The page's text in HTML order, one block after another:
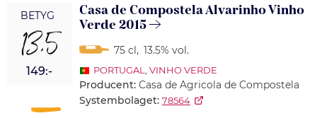
BETYG
13,5
149:-
Casa de Compostela Alvarinho Vinho
Verde 2015
75 cl, 13.5% vol.
PORTUGAL VINHO VERDE
Producent: Casa de Agricola de Compostela
Systembolaget: 78564